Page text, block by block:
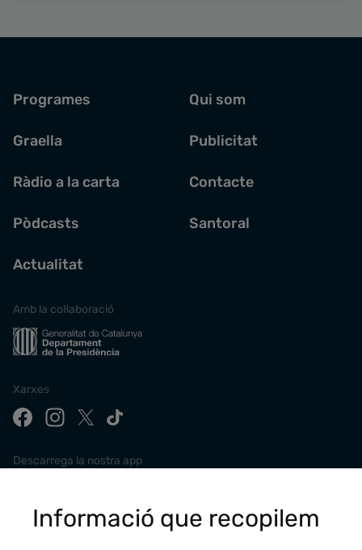
Programes
Graella
Ràdio a la carta
Pòdcasts
Actualitat
Qui som
Publicitat
Contacte
Santoral
Amb la col·laboració
Xarxes
Descarrega la nostra app
Informació que recopilem